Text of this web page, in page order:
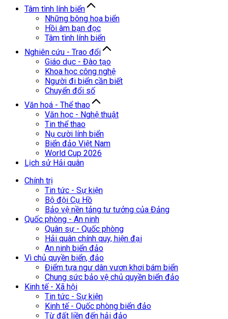
Tâm tình lính biển
Những bông hoa biển
Hồi âm bạn đọc
Tâm tình lính biển
Nghiên cứu - Trao đổi
Giáo dục - Đào tạo
Khoa học công nghệ
Người đi biển cần biết
Chuyển đổi số
Văn hoá - Thể thao
Văn học - Nghệ thuật
Tin thể thao
Nụ cười lính biển
Biển đảo Việt Nam
World Cup 2026
Lịch sử Hải quân
Chính trị
Tin tức - Sự kiện
Bộ đội Cụ Hồ
Bảo vệ nền tảng tư tưởng của Đảng
Quốc phòng - An ninh
Quân sự - Quốc phòng
Hải quân chính quy, hiện đại
An ninh biển đảo
Vì chủ quyền biển, đảo
Điểm tựa ngư dân vươn khơi bám biển
Chung sức bảo vệ chủ quyền biển đảo
Kinh tế - Xã hội
Tin tức - Sự kiện
Kinh tế - Quốc phòng biển đảo
Từ đất liền đến hải đảo